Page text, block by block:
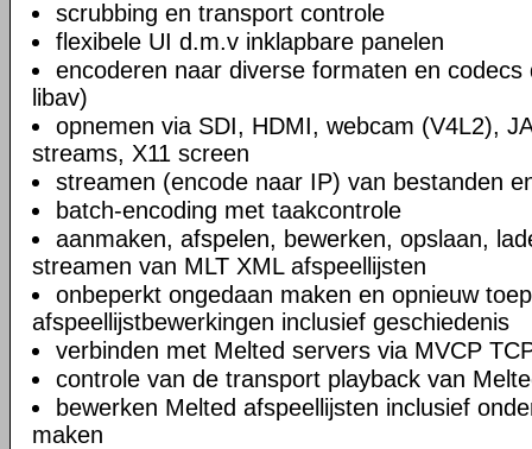
scrubbing en transport controle
flexibele UI d.m.v inklapbare panelen
encoderen naar diverse formaten en codecs
libav)
opnemen via SDI, HDMI, webcam (V4L2),
streams, X11 screen
streamen (encode naar IP) van bestanden
batch-encoding met taakcontrole
aanmaken, afspelen, bewerken, opslaan,
streamen van MLT XML afspeellijsten
onbeperkt ongedaan maken en opnieuw
afspeellijstbewerkingen inclusief geschiedenis
verbinden met Melted servers via MVCP
controle van de transport playback van
bewerken Melted afspeellijsten inclusief
maken